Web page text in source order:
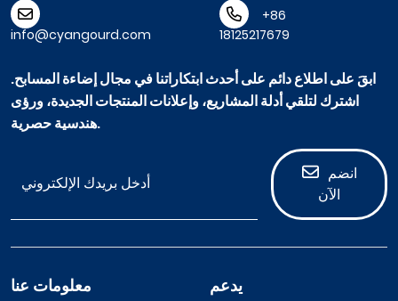
info@cyangourd.com
+86
18125217679
ابقَ على اطلاع دائم على أحدث ابتكاراتنا في مجال إضاءة المسابح.
اشترك لتلقي أدلة المشاريع، وإعلانات المنتجات الجديدة، ورؤى
هندسية حصرية.
انضم
الآن
معلومات عنا يدعم